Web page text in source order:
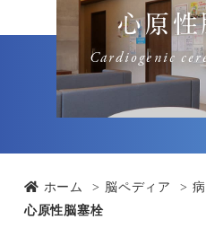
心原性
Cardiogenic
ホーム 脳ペディア
心原性脳塞栓